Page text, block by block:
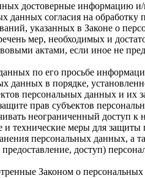
достоверные информацию
данных согласия на
указанных в Законе о
мер, необходимых и
актами, если иное не
по его просьбе
данных в порядке,
персональных данных и их
прав субъектов
неограниченный доступ
технические меры для
персональных данных,
предоставление, доступ)
Законом о